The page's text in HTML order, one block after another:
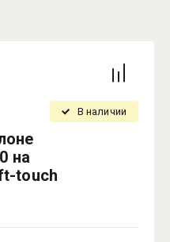
на
touch
В наличии